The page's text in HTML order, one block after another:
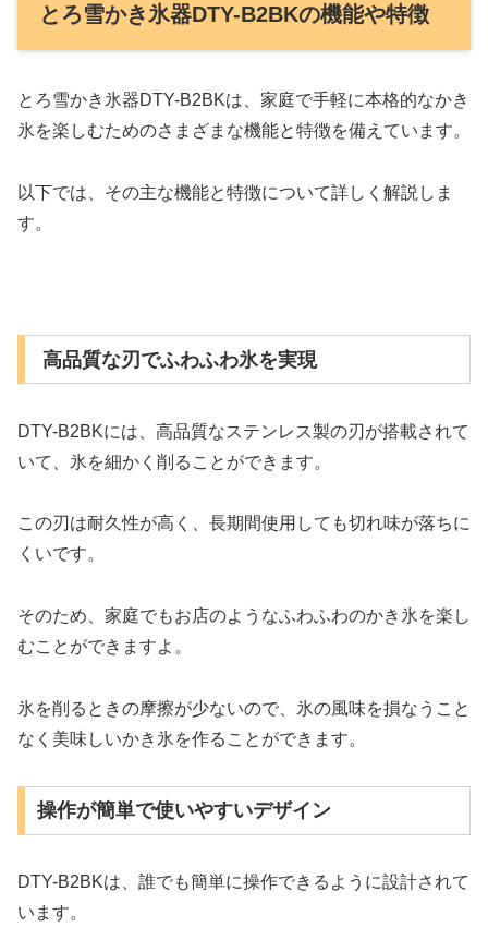
とろ雪かき氷器DTY-B2BKの機能や特徴
とろ雪かき氷器DTY-B2BKは、家庭で手軽に本格的なかき
氷を楽しむためのさまざまな機能と特徴を備えています。
以下では、その主な機能と特徴について詳しく解説しま
す。
高品質な刃でふわふわ氷を実現
DTY-B2BKには、高品質なステンレス製の刃が搭載されて
いて、氷を細かく削ることができます。
この刃は耐久性が高く、長期間使用しても切れ味が落ちに
くいです。
そのため、家庭でもお店のようなふわふわのかき氷を楽し
むことができますよ。
氷を削るときの摩擦が少ないので、氷の風味を損なうこと
なく美味しいかき氷を作ることができます。
操作が簡単で使いやすいデザイン
DTY-B2BKは、誰でも簡単に操作できるように設計されて
います。